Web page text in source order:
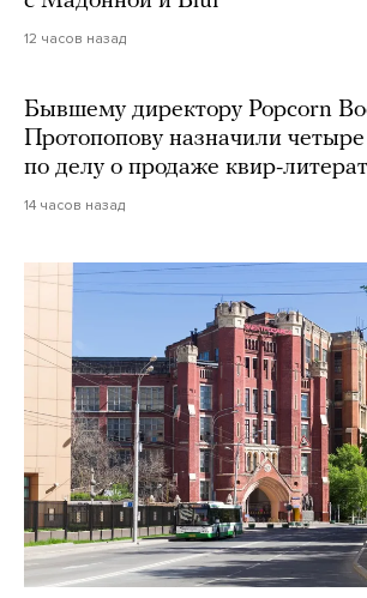
12 часов назад
Бывшему директору Popcorn
Протопопову назначили четыре
по делу о продаже квир-
14 часов назад